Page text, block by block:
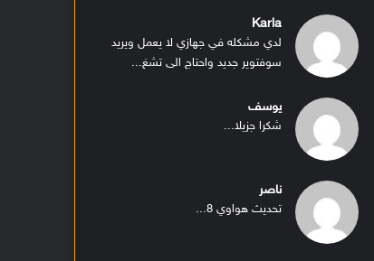
Karla
لدي مشكله في جهازي لا يعمل ويريد
سوفتوير جديد واحتاج الى تشغ...
يوسف
شكرا جزيلا...
ناصر
تحديث هواوي 8...